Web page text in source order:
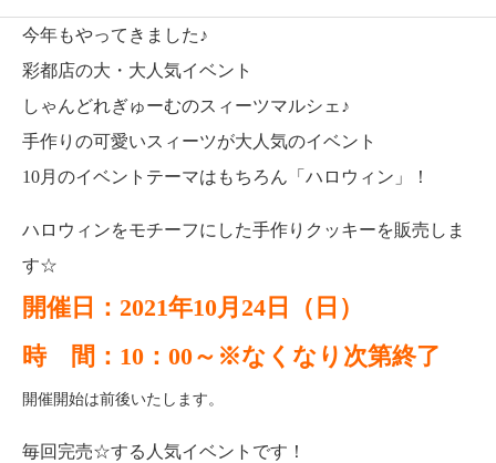
今年もやってきました♪
彩都店の大・大人気イベント
しゃんどれぎゅーむのスィーツマルシェ♪
手作りの可愛いスィーツが大人気のイベント
10月のイベントテーマはもちろん「ハロウィン」！
ハロウィンをモチーフにした手作りクッキーを販売しま
す☆
開催日：2021年10月24日（日）
時 間：10：00～※なくなり次第終了
開催開始は前後いたします。
毎回完売☆する人気イベントです！